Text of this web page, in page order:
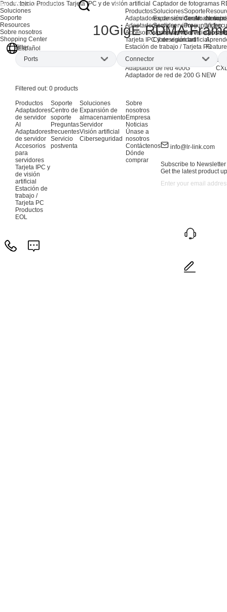
Productos
Adaptadores de servidor AI
Adaptadores de servidor
Accesorios para servidores
Tarjeta IPC y de visión artificial
Estación de trabajo / Tarjeta PC
Adaptadores de red AI
Adaptador de red 400G
Adaptador de red de 200 G NEW
Soluciones
Expansión de
Servidor
Visión artificial
Ciberseguridad
Soporte
Centro de
Preguntas
Servicio
Video
Productos
Soluciones
Soporte
Resources
Sobre nosotros
Shopping Center
Español
Inicio Productos Tarjeta IPC y de visión artificial Captador de fotogramas
10GigE RDMA
Filter
Ports
Connector
Filtered out: 0 products
Productos
Adaptadores
de servidor
AI
Adaptadores
de servidor
Accesorios
para
servidores
Tarjeta IPC y
de visión
artificial
Estación de
trabajo /
Tarjeta PC
Productos
EOL
Soporte
Centro de
soporte
Preguntas
frecuentes
Servicio
postventa
Soluciones
Expansión de
almacenamiento
Servidor
Visión artificial
Ciberseguridad
Sobre
nosotros
Empresa
Noticias
Únase a
nosotros
Contáctenos
Dónde
comprar
info@lr-link.com
Subscribe to Newsletter
Get the latest product